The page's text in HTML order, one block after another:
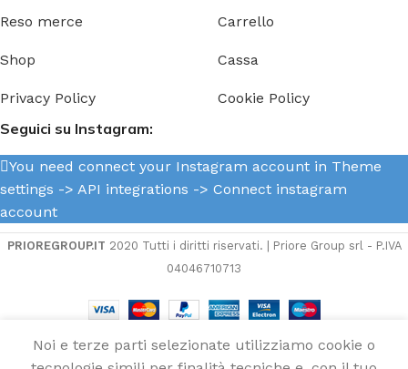
Reso merce
Shop
Privacy Policy
Carrello
Cassa
Cookie Policy
Seguici su Instagram:
You need connect your Instagram account in Theme
settings -> API integrations -> Connect instagram
account
PRIOREGROUP.IT 2020 Tutti i diritti riservati. | Priore Group srl - P.IVA
04046710713
Noi e terze parti selezionate utilizziamo cookie o
Bandiera